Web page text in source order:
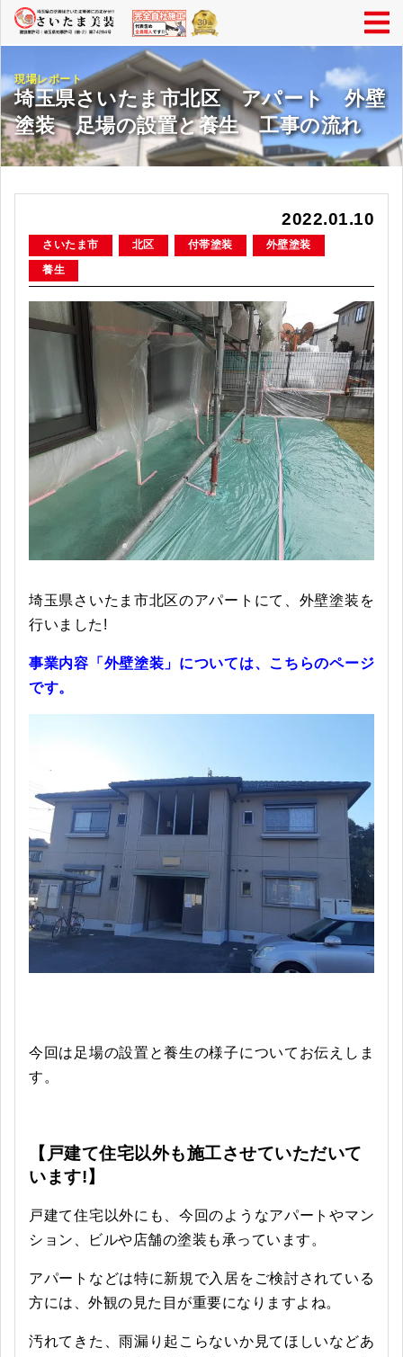
現場レポート
埼玉県さいたま市北区 アパート 外壁
塗装 足場の設置と養生 工事の流れ
2022.01.10
さいたま市 北区 付帯塗装
外壁塗装
養生
埼玉県さいたま市北区のアパートにて、外壁塗装を
行いました!
事業内容「外壁塗装」については、こちらのページ
です。
今回は足場の設置と養生の様子についてお伝えしま
す。
【戸建て住宅以外も施工させていただいて
います!】
戸建て住宅以外にも、今回のようなアパートやマン
ション、ビルや店舗の塗装も承っています。
アパートなどは特に新規で入居をご検討されている
方には、外観の見た目が重要になりますよね。
汚れてきた、雨漏り起こらないか見てほしいなどあ